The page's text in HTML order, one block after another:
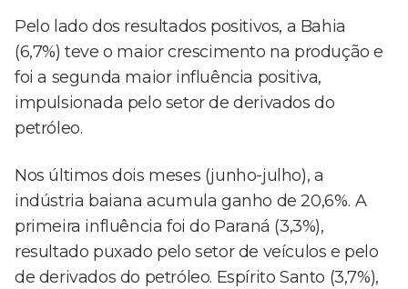
Pelo lado dos resultados positivos, a Bahia
(6,7%) teve o maior crescimento na produção e
foi a segunda maior influência positiva,
impulsionada pelo setor de derivados do
petróleo.
Nos últimos dois meses (junho-julho), a
indústria baiana acumula ganho de 20,6%. A
primeira influência foi do Paraná (3,3%),
resultado puxado pelo setor de veículos e pelo
de derivados do petróleo. Espírito Santo (3,7%),